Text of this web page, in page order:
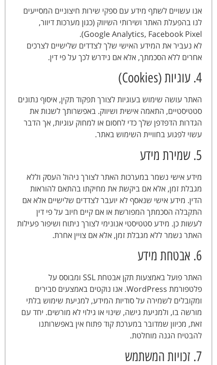
אנו עשויים לשתף מידע עם ספקי שירות חיצוניים המסייעים
לנו בהפעלת האתר ושירותי השיווק (כגון מערכות דיוור,
Google Analytics, Facebook Pixel).
לא נעביר את המידע האישי שלך לצדדים שלישיים לצרכים
אחרים ללא הסכמתך, אלא אם נידרש לכך על פי דין.
4. עוגיות (Cookies)
האתר עושה שימוש בעוגיות לצורך תפקוד תקין, איסוף נתונים
סטטיסטיים, התאמה אישית ושיווק. באפשרותך לשנות את
הגדרות הדפדפן שלך כדי לחסום או למחוק עוגיות, אך הדבר
עשוי לפגוע בחוויית השימוש באתר.
5. שמירת מידע
מידע אישי נשמר במערכות האתר לצורך ניהול העסק וללא
מגבלת זמן, אלא אם ביקשת את מחיקתו בהתאם להוראות
הדין. מידע אישי שנאסף לא יועבר לצדדים שלישיים אלא אם
התקבלה הסכמתך המפורשת או אם קיים חיוב על פי דין
לעשות כן. מידע סטטיסטי אנונימי לצורך ניתוח ושיפור פעילות
האתר נשמר ללא מגבלת זמן, אלא אם צויין אחרת.
6. אבטחת מידע
האתר פועל באמצעות תקן אבטחת SSL ומבוסס על
פלטפורמת WordPress. אנו נוקטים באמצעים סבירים
ומקובלים לשמירה על סודיות המידע, למניעת שימוש בלתי
מורשה בו, ולמניעת גישה, שינוי או גילוי לא מורשים. יחד עם
זאת, מכיוון שמדובר במערכת קוד פתוח אין באפשרותנו
להבטיח הגנה מוחלטת.
7. זכויות המשתמש